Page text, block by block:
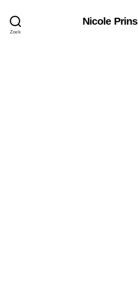
Zoek
Nicole Prins